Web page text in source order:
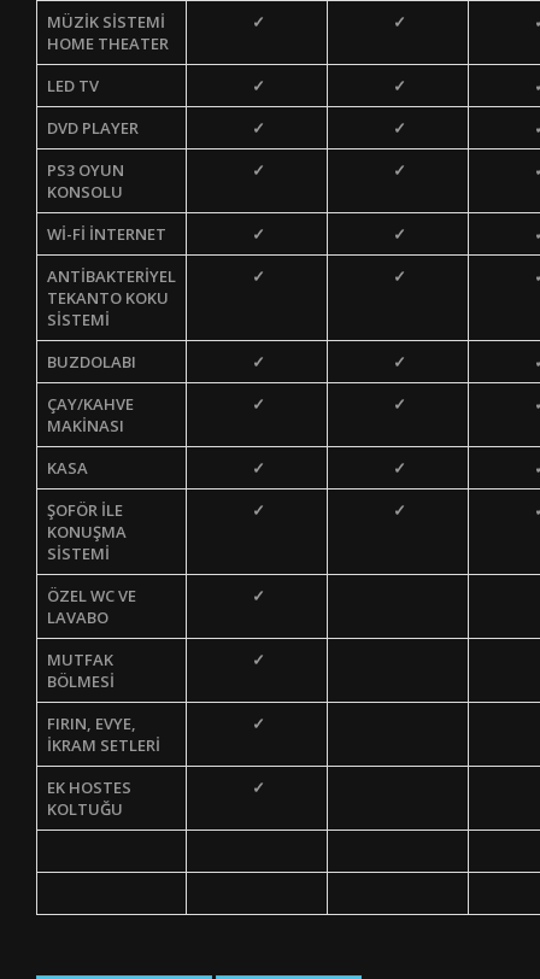
MÜZİK SİSTEMİ
HOME THEATER
✓ ✓
LED TV ✓ ✓
DVD PLAYER
✓ ✓
PS3 OYUN
KONSOLU
✓ ✓
Wİ-Fİ İNTERNET ✓ ✓
ANTİBAKTERİYEL
TEKANTO KOKU
SİSTEMİ
✓ ✓
BUZDOLABI ✓ ✓
ÇAY/KAHVE
MAKİNASI
✓ ✓
KASA ✓ ✓
ŞOFÖR İLE
KONUŞMA
SİSTEMİ
✓ ✓
ÖZEL WC VE
LAVABO
✓
MUTFAK
BÖLMESİ
✓
FIRIN, EVYE,
İKRAM SETLERİ
✓
EK HOSTES
KOLTUĞU
✓